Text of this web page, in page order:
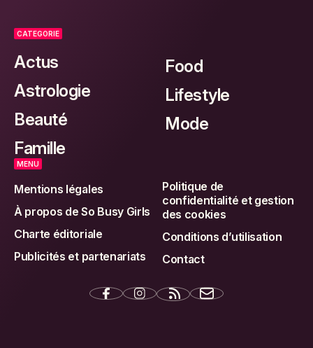
CATEGORIE
Actus
Astrologie
Beauté
Famille
Food
Lifestyle
Mode
MENU
Mentions légales
À propos de So Busy Girls
Charte éditoriale
Publicités et partenariats
Politique de
confidentialité et gestion
des cookies
Conditions d’utilisation
Contact